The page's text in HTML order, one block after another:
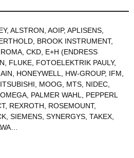
, ALSTRON, AOIP, APLISENS,
, BROOK INSTRUMENT,
, CKD, E+H (ENDRESS
, FLUKE, FOTOELEKTRIK PAULY,
, HONEYWELL, HW-GROUP, IFM,
, MOOG, MTS, NIDEC,
OMEGA, PALMER WAHL, PEPPERL
, REXROTH, ROSEMOUNT,
, SIEMENS, SYNERGYS, TAKEX,
…